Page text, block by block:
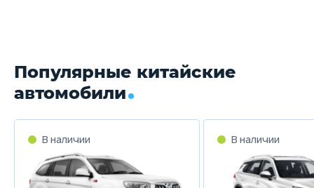
Популярные китайские
автомобили